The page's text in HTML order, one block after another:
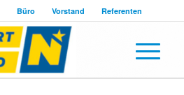
Büro Vorstand Referenten